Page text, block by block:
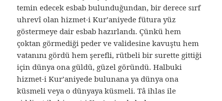
temin edecek esbab bulunduğundan, bir derece sırf
uhrevî olan hizmet-i Kur’aniyede fütura yüz
göstermeye dair esbab hazırlandı. Çünkü hem
çoktan görmediği peder ve validesine kavuştu hem
vatanını gördü hem şerefli, rütbeli bir surette gittiği
için dünya ona güldü, güzel göründü. Halbuki
hizmet-i Kur’aniyede bulunana ya dünya ona
küsmeli veya o dünyaya küsmeli. Tâ ihlas ile